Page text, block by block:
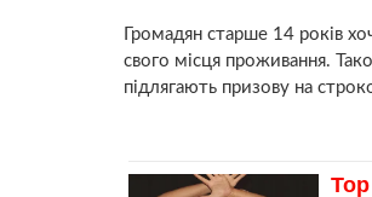
Громадян старше 14 років
свого місця проживання.
підлягають призову на